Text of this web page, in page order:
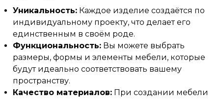
Уникальность: Каждое изделие создаётся по
индивидуальному проекту, что делает его
единственным в своём роде.
Функциональность: Вы можете выбрать
размеры, формы и элементы мебели, которые
будут идеально соответствовать вашему
пространству.
Качество материалов: При создании мебели